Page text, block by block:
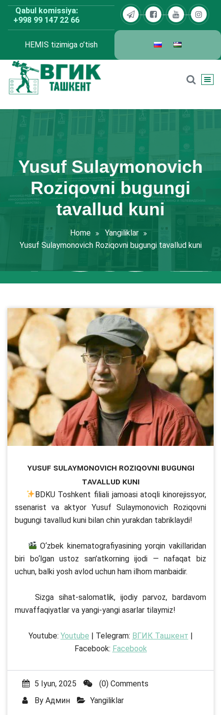
Skip
content
Qabul komissiya:
+998 99 147 22 66
HEMIS tizimiga o’tish
Yusuf Sulaymonovich
Roziqovni bugungi
tavallud kuni
Home
Yangiliklar
Yusuf Sulaymonovich Roziqovni bugungi tavallud kuni
Yusuf Sulaymonovich Roziqovni bugungi
tavallud kuni
BDKU Toshkent filiali jamoasi atoqli kinorejissyor,
ssenarist va aktyor Yusuf Sulaymonovich Roziqovni
bugungi tavallud kuni bilan chin yurakdan tabriklaydi!
O‘zbek kinematografiyasining yorqin vakillaridan
biri bo‘lgan ustoz san’atkorning ijodi — nafaqat biz
uchun, balki yosh avlod uchun ham ilhom manbaidir.
Sizga sihat-salomatlik, ijodiy parvoz, bardavom
muvaffaqiyatlar va yangi-yangi asarlar tilaymiz!
Youtube: Youtube | Telegram: ВГИК Ташкент |
Facebook: Facebook
5 Iyun, 2025
(0) Comments
By Админ Yangiliklar